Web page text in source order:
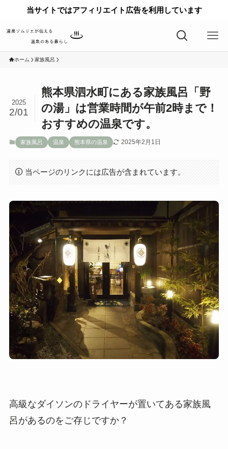
当サイトではアフィリエイト広告を利用しています
ホーム 家族風呂
熊本県泗水町にある家族風呂「野
の湯」は営業時間が午前2時まで！
おすすめの温泉です。
2025
2/01
家族風呂 温泉 熊本県の温泉 2025年2月1日
当ページのリンクには広告が含まれています。
高級なダイソンのドライヤーが置いてある家族風
呂があるのをご存じですか？